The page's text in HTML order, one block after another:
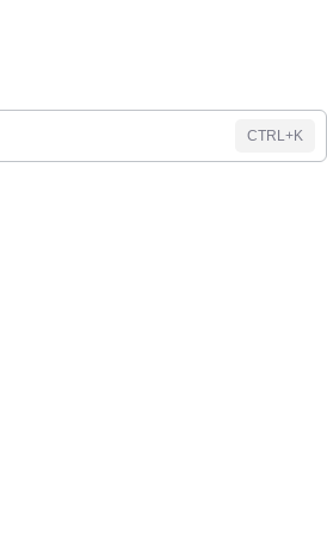
CTRL+K